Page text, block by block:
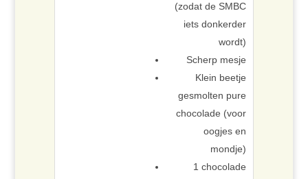
(zodat de SMBC
iets donkerder
wordt)
Scherp mesje
Klein beetje
gesmolten pure
chocolade (voor
oogjes en
mondje)
1 chocolade